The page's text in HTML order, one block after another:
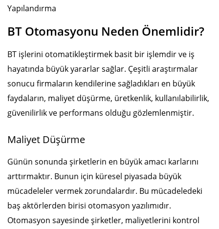
Yapılandırma
BT Otomasyonu Neden Önemlidir?
BT işlerini otomatikleştirmek basit bir işlemdir ve iş
hayatında büyük yararlar sağlar. Çeşitli araştırmalar
sonucu firmaların kendilerine sağladıkları en büyük
faydaların, maliyet düşürme, üretkenlik, kullanılabilirlik,
güvenilirlik ve performans olduğu gözlemlenmiştir.
Maliyet Düşürme
Günün sonunda şirketlerin en büyük amacı karlarını
arttırmaktır. Bunun için küresel piyasada büyük
mücadeleler vermek zorundalardır. Bu mücadeledeki
baş aktörlerden birisi otomasyon yazılımıdır.
Otomasyon sayesinde şirketler, maliyetlerini kontrol